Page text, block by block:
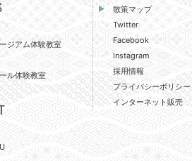
ジアム体験教室
ル体験教室
散策マップ
Twitter
Facebook
Instagram
採用情報
プライバシーポリシー
インターネット販売